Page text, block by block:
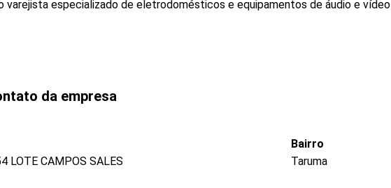
varejista especializado de eletrodomésticos e equipamentos de áudio e vídeo
da empresa
LOTE CAMPOS SALES
Bairro
Taruma